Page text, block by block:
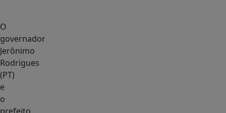
O
governador
Jerônimo
Rodrigues
(PT)
e
o